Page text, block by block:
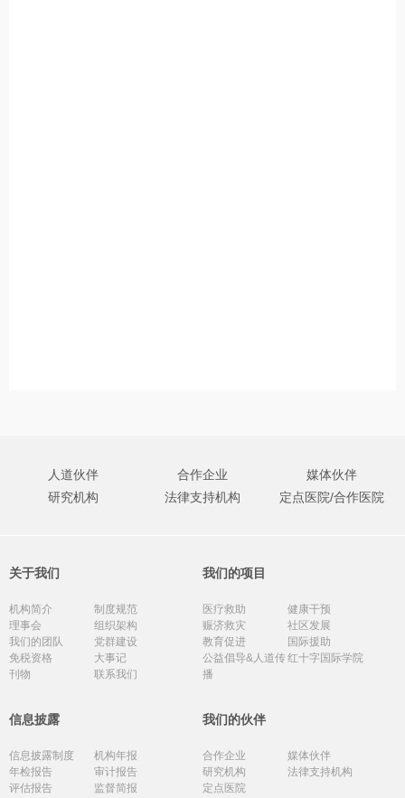
人道伙伴 合作企业
媒体伙伴
研究机构
法律支持机构 定点医院/合作医院
关于我们
机构简介
制度规范
理事会
组织架构
我们的团队
党群建设
免税资格
大事记
刊物
联系我们
我们的项目
医疗救助
健康干预
赈济救灾
社区发展
教育促进
国际援助
公益倡导&人道传
播
红十字国际学院
信息披露
信息披露制度
机构年报
年检报告
审计报告
评估报告
监督简报
我们的伙伴
合作企业
媒体伙伴
研究机构
法律支持机构
定点医院